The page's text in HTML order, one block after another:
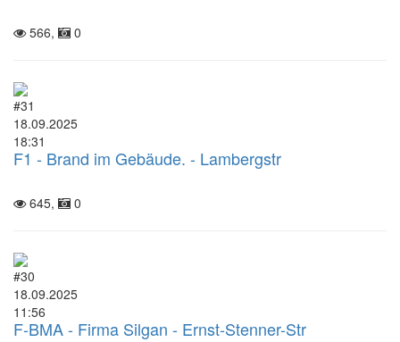
566, 0
#31
18.09.2025
18:31
F1 - Brand im Gebäude. - Lambergstr
645, 0
#30
18.09.2025
11:56
F-BMA - Firma Silgan - Ernst-Stenner-Str